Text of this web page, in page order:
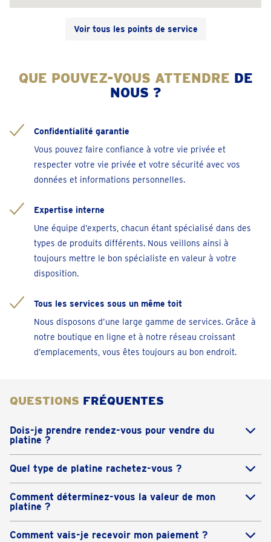
Rue de l'Yser 251
• vendredi pour 09:30
Prendre un rendez-vous
Antwerpen-Elisabethlaan
Elisabethlaan 4
téléphoner 032 - 81 16 11
Prendre un rendez-vous
Antwerpen-Nationalestraat
Fermé • vendredi pour 09:30
téléphoner 03 808 20 48
Prendre un rendez-vous
Avenue Charles Quint 121 - 123
téléphoner 02 - 320 29 39
Prendre un rendez-vous
Beringen
Fermé • vendredi pour 09:30
Voir tous les points de service
QUE POUVEZ-VOUS ATTENDRE DE
NOUS ?
Confidentialité garantie
Vous pouvez faire confiance à votre vie privée et
respecter votre vie privée et votre sécurité avec vos
données et informations personnelles.
Expertise interne
Une équipe d’experts, chacun étant spécialisé dans des
types de produits différents. Nous veillons ainsi à
toujours mettre le bon spécialiste en valeur à votre
disposition.
Tous les services sous un même toit
Nous disposons d’une large gamme de services. Grâce à
notre boutique en ligne et à notre réseau croissant
d’emplacements, vous êtes toujours au bon endroit.
QUESTIONS FRÉQUENTES
Dois-je prendre rendez-vous pour vendre du
platine ?
Prendre rendez-vous n’est pas obligatoire. Vous êtes
toujours le bienvenu, même sans rendez-vous ! Du
lundi au samedi, entre 9h30 et 17h30, vous pouvez
entrer librement dans un Goudwisselkantoor.
Vous préférez prendre rendez-vous ? C’est
également possible ! Via le lien ci-dessous, vous
Quel type de platine rachetez-vous ?
Presque toutes les formes et utilisations de platine
peuvent nous être proposées. Nous sommes
spécialisés dans les bijoux, lingots et pièces, mais
vous pouvez également nous apporter des creusets
Comment déterminez-vous la valeur de mon
platine ?
Notre expert évalue vos biens notamment en
fonction du poids, de la pureté et du cours actuel du
Comment vais-je recevoir mon paiement ?